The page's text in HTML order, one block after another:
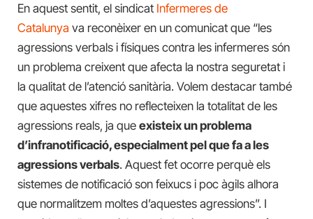
En aquest sentit, el sindicat Infermeres de
Catalunya va reconèixer en un comunicat que “les
agressions verbals i físiques contra les infermeres són
un problema creixent que afecta la nostra seguretat i
la qualitat de l’atenció sanitària. Volem destacar també
que aquestes xifres no reflecteixen la totalitat de les
agressions reals, ja que existeix un problema
d’infranotificació, especialment pel que fa a les
agressions verbals. Aquest fet ocorre perquè els
sistemes de notificació son feixucs i poc àgils alhora
que normalitzem moltes d’aquestes agressions”. I